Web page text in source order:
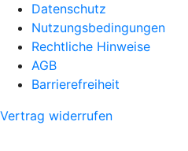
Datenschutz
Nutzungsbedingungen
Rechtliche Hinweise
AGB
Barrierefreiheit
Vertrag widerrufen